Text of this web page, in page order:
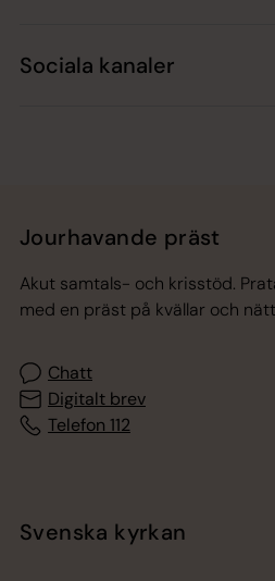
Sociala kanaler
Jourhavande präst
Akut samtals- och krisstöd.
med en präst på kvällar och
Chatt
Digitalt brev
Telefon 112
Svenska kyrkan